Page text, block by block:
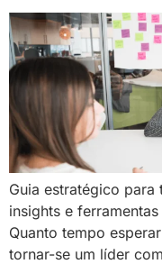
Guia estratégico
insights e
Quanto tempo
tornar-se um líder